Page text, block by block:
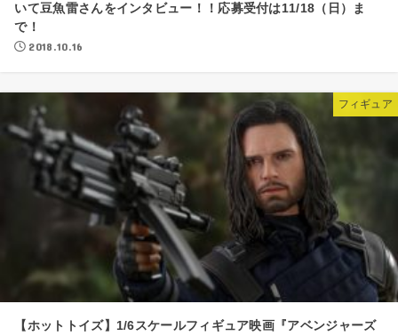
いて豆魚雷さんをインタビュー！！応募受付は11/18（日）ま
で！
2018.10.16
フィギュア
【ホットトイズ】1/6スケールフィギュア映画『アベンジャーズ